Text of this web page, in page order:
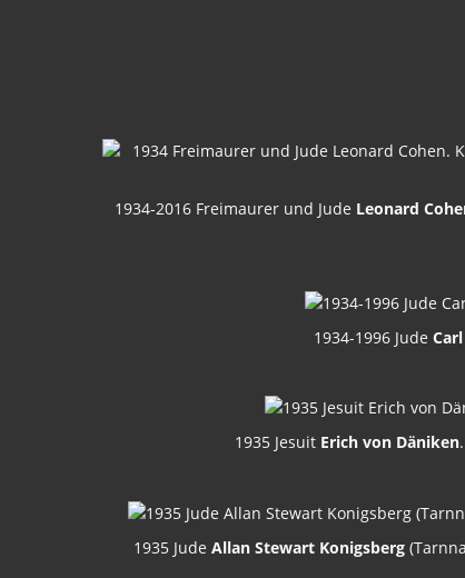
1934-2016 Freimaurer und Jude Leonard
1934-1996 Jude
1935 Jesuit Erich von Däniken
1935 Jude Allan Stewart Konigsberg